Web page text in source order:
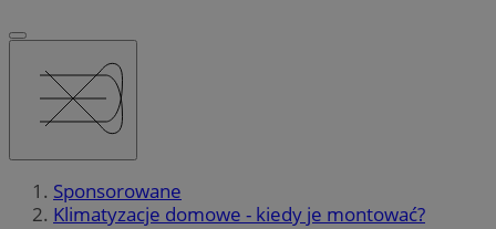
Sponsorowane
Klimatyzacje domowe - kiedy je montować?